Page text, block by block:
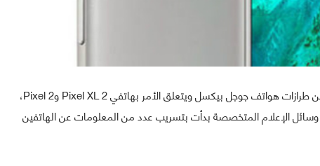
تعتزم شركة سامسونغ هذا العام إطلاق هواتف جديدة من طرازات هواتف جوجل بيكسل ويتعلق الأمر بهاتفي Pixel XL 2 وPixel 2،
الإعلام المتخصصة بدأت بتسريب عدد من المعلومات عن الهاتفين